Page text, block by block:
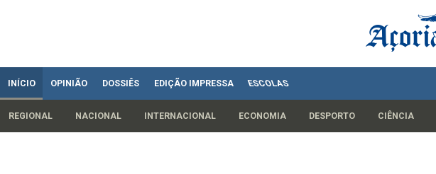
INÍCIO OPINIÃO DOSSIÊS EDIÇÃO IMPRESSA ESCOLAS
REGIONAL NACIONAL INTERNACIONAL ECONOMIA DESPORTO CIÊNCIA